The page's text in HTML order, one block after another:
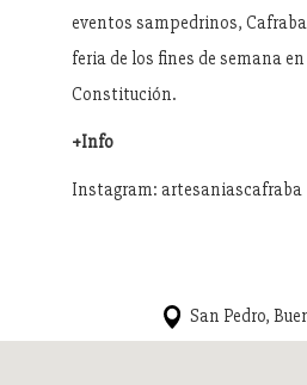
eventos sampedrinos,
feria de los fines de semana
Constitución.
+Info
Instagram: artesaniascafraba
San Pedro,